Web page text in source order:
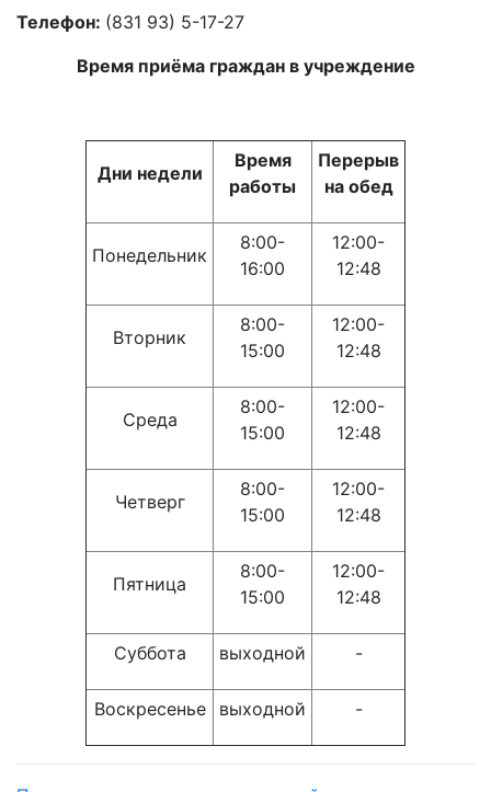
Телефон: (831 93) 5-17-27
Время приёма граждан в учреждение
Дни недели
Время
работы
Перерыв
на обед
Понедельник
8:00-
16:00
12:00-
12:48
Вторник
8:00-
15:00
12:00-
12:48
Среда
8:00-
15:00
12:00-
12:48
Четверг
8:00-
15:00
12:00-
12:48
Пятница
8:00-
15:00
12:00-
12:48
Суббота выходной -
Воскресенье выходной -